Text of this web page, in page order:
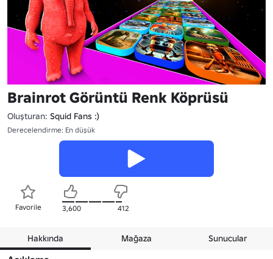
Brainrot Görüntü Renk Köprüsü
Oluşturan: Squid Fans :)
Derecelendirme: En düşük
Favorile 3,600 412
Hakkında Mağaza Sunucular